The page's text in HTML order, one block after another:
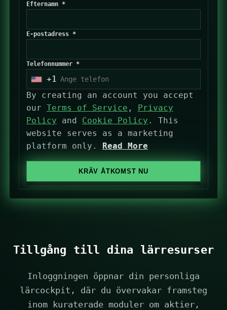
Efternamn *
E-postadress *
Telefonnummer *
U
i
t
e
d
S
a
t
1
+1
By creating an account you accept
our Terms of Service ,
Privacy
Policy and Cookie Policy . This
website serves as a marketing
platform only.
Read More
KRÄV ÅTKOMST NU
Tillgång till dina lärresurser
Inloggningen öppnar din personliga
lärcockpit, där du övervakar framsteg
inom kuraterade moduler om aktier,